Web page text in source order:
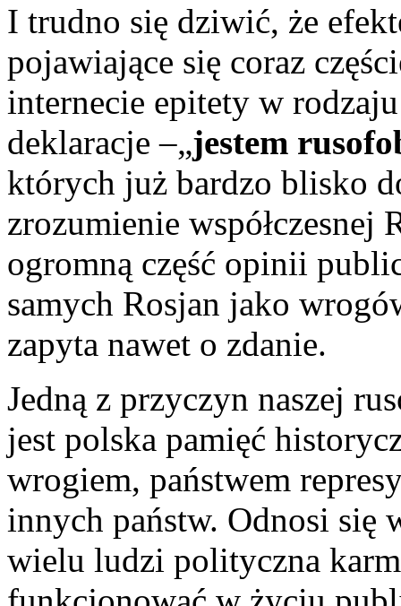
I trudno się dziwić, że
pojawiające się coraz
internecie epitety w
deklaracje –„jestem
których już bardzo blisko
zrozumienie współczesnej
ogromną część opinii
samych Rosjan jako
zapyta nawet o zdanie.
Jedną z przyczyn naszej
jest polska pamięć
wrogiem, państwem
innych państw. Odnosi się
wielu ludzi polityczna